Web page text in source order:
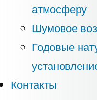
атмосферу
Шумовое
Годовые
Контакты